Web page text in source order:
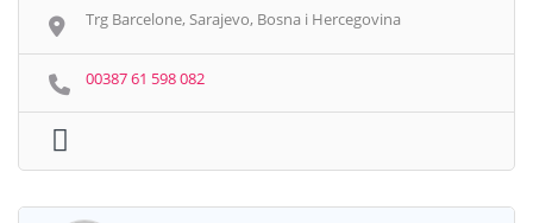
Trg Barcelone, Sarajevo, Bosna i Hercegovina
00387 61 598 082